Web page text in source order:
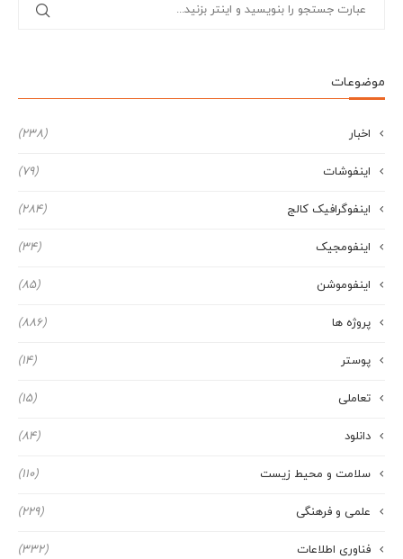
موضوعات
اخبار (238)
اینفوشات (79)
اینفوگرافیک کالج (284)
اینفومجیک (34)
اینفوموشن (85)
پروژه ها (886)
پوستر (14)
تعاملی (15)
دانلود (84)
سلامت و محیط زیست (110)
علمی و فرهنگی (229)
فناوری اطلاعات (332)